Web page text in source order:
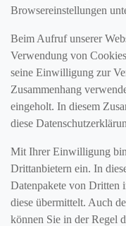
Browsereinstellungen
Beim Aufruf unserer
Verwendung von
seine Einwilligung zur
Zusammenhang
eingeholt. In diesem
diese
Mit Ihrer Einwilligung
Drittanbietern ein. In
Datenpakete von Dritten
diese übermittelt. Auch
können Sie in der Regel